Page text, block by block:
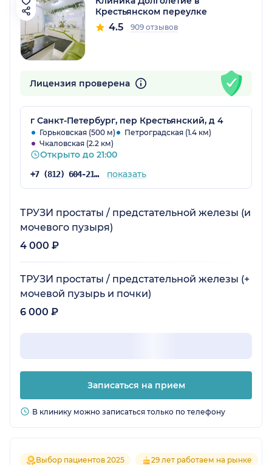
Крестьянском переулке
4.5 909 отзывов
Лицензия проверена
г Санкт-Петербург, пер Крестьянский, д 4
Горьковская (500 м)
Петроградская (1.4 км)
Чкаловская (2.2 км)
Открыто до 21:00
+7 (812) 604-21-66 показать
ТРУЗИ простаты / предстательной железы (и
мочевого пузыря)
4 000 ₽
ТРУЗИ простаты / предстательной железы (+
мочевой пузырь и почки)
6 000 ₽
Записаться на прием
В клинику можно записаться только по телефону
Выбор пациентов 2025 29 лет работаем на рынке